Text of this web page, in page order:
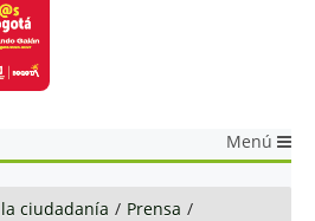
Menú
ciudadanía / Prensa /